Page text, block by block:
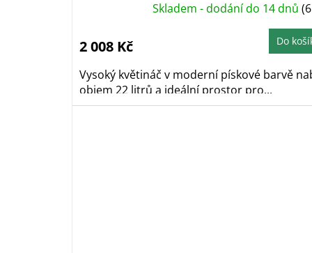
Skladem - dodání do 14 dnů
2 008 Kč Do
Vysoký květináč v moderní pískové barvě
objem 22 litrů a ideální prostor pro...